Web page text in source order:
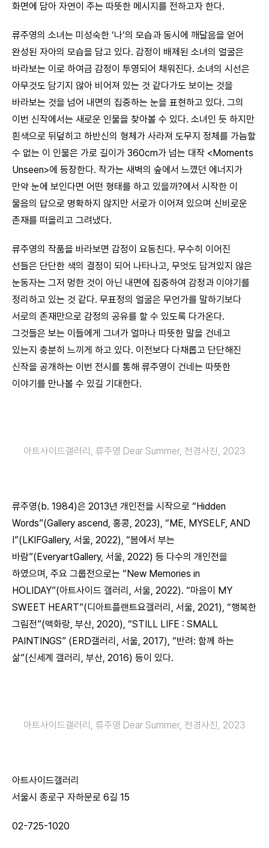
화면에 담아 자연이 주는 따뜻한 메시지를 전하고자 한다.
류주영의 소녀는 미성숙한 ‘나’의 모습과 동시에 깨달음을 얻어
완성된 자아의 모습을 담고 있다. 감정이 배제된 소녀의 얼굴은
바라보는 이로 하여금 감정이 투영되어 채워진다. 소녀의 시선은
아무것도 담기지 않아 비어져 있는 것 같다가도 보이는 것을
바라보는 것을 넘어 내면의 집중하는 눈을 표현하고 있다. 그의
이번 신작에서는 새로운 인물을 찾아볼 수 있다. 소녀인 듯 하지만
흰색으로 뒤덮히고 하반신의 형체가 사라져 도무지 정체를 가늠할
수 없는 이 인물은 가로 길이가 360cm가 넘는 대작 <Moments
Unseen>에 등장한다. 작가는 새벽의 숲에서 느꼈던 에너지가
만약 눈에 보인다면 어떤 형태를 하고 있을까?에서 시작한 이
물음의 답으로 명확하지 않지만 서로가 이어져 있으며 신비로운
존재를 떠올리고 그려냈다.
류주영의 작품을 바라보면 감정이 요동친다. 무수히 이어진
선들은 단단한 색의 결정이 되어 나타나고, 무엇도 담겨있지 않은
눈동자는 그저 멍한 것이 아닌 내면에 집중하여 감정과 이야기를
정리하고 있는 것 같다. 무표정의 얼굴은 무언가를 말하기보다
서로의 존재만으로 감정의 공유를 할 수 있도록 다가온다.
그것들은 보는 이들에게 그녀가 얼마나 따뜻한 말을 건네고
있는지 충분히 느끼게 하고 있다. 이전보다 다채롭고 단단해진
신작을 공개하는 이번 전시를 통해 류주영이 건네는 따뜻한
이야기를 만나볼 수 있길 기대한다.
아트사이드갤러리, 류주영 Dear Summer, 전경사진, 2023
류주영(b. 1984)은 2013년 개인전을 시작으로 “Hidden
Words”(Gallery ascend, 홍콩, 2023), “ME, MYSELF, AND
I”(LKIFGallery, 서울, 2022), “봄에서 부는
바람”(EveryartGallery, 서울, 2022) 등 다수의 개인전을
하였으며, 주요 그룹전으로는 “New Memories in
HOLIDAY”(아트사이드 갤러리, 서울, 2022). “마음이 MY
SWEET HEART”(디아트플랜트요갤러리, 서울, 2021), “행복한
그림전”(맥화랑, 부산, 2020), “STILL LIFE : SMALL
PAINTINGS” (ERD갤러리, 서울, 2017), “반려: 함께 하는
삶”(신세계 갤러리, 부산, 2016) 등이 있다.
아트사이드갤러리, 류주영 Dear Summer, 전경사진, 2023
아트사이드갤러리
서울시 종로구 자하문로 6길 15
02-725-1020